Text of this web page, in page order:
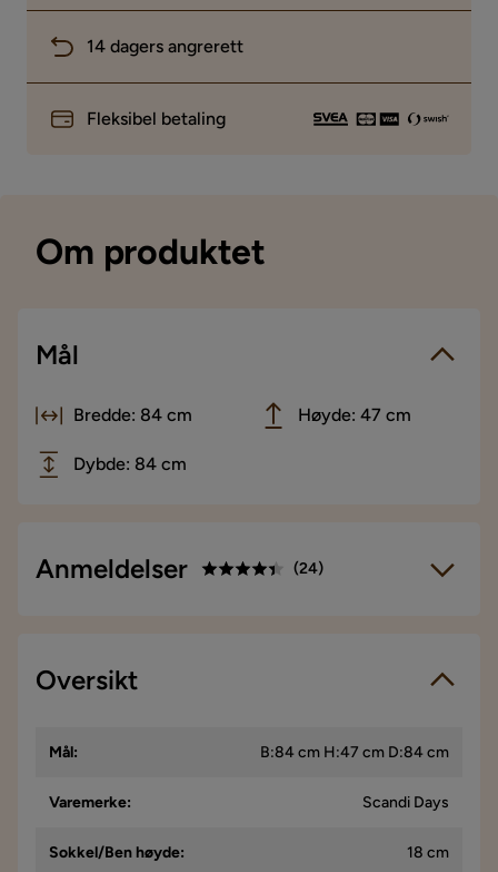
14 dagers angrerett
Fleksibel betaling
Om produktet
Mål
Bredde: 84 cm Høyde: 47 cm
Dybde: 84 cm
Anmeldelser (24)
24 anmeldelser
Vi bruker kun anmeldelser fra ekte kunder. Det er kun kunder
som har gjennomført et kjøp som får forespørsel om å legge
post til e-postadressen som kunden oppga ved kjøpet.
Oversikt
Mål: B:84 cm H:47 cm D:84 cm
Varemerke: Scandi Days
Sokkel/Ben høyde: 18 cm